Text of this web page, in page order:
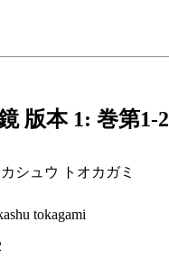
版本 1: 巻第1-2
シュウ トオカガミ
tokagami